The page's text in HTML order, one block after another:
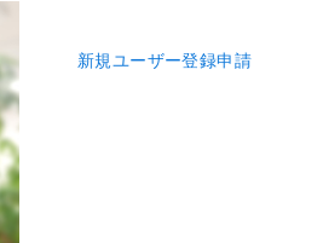
新規ユーザー登録申請